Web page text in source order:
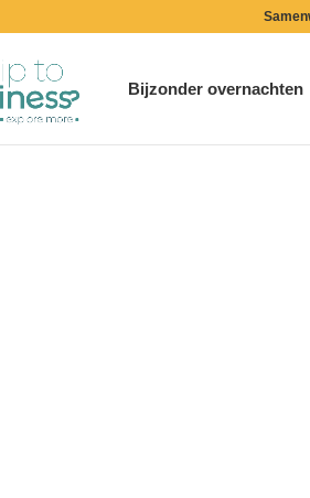
Bijzonder overnachten